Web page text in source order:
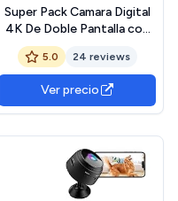
Super Pack Camara Digital
4K De Doble Pantalla con
48 MP + Tarjeta SD 64GB
+ Bolsa De Transporte |
Zoom Digital 18X | Camara
De Fotos | Camara De
Fotos Digital | Cámara para
5.0 24 reviews
Ver precio